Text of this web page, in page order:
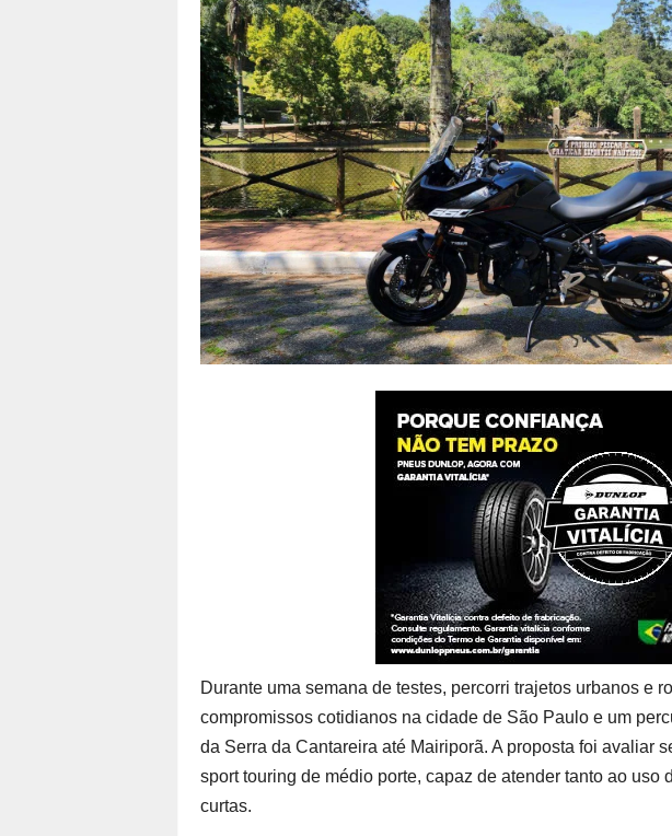
Durante uma semana de testes, percorri trajetos urbanos e
compromissos cotidianos na cidade de São Paulo e um
da Serra da Cantareira até Mairiporã. A proposta foi avaliar
sport touring de médio porte, capaz de atender tanto ao uso
curtas.